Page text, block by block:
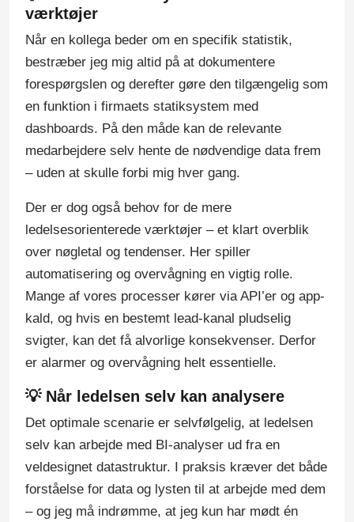
værktøjer
Når en kollega beder om en specifik statistik,
bestræber jeg mig altid på at dokumentere
forespørgslen og derefter gøre den tilgængelig som
en funktion i firmaets statiksystem med
dashboards. På den måde kan de relevante
medarbejdere selv hente de nødvendige data frem
– uden at skulle forbi mig hver gang.
Der er dog også behov for de mere
ledelsesorienterede værktøjer – et klart overblik
over nøgletal og tendenser. Her spiller
automatisering og overvågning en vigtig rolle.
Mange af vores processer kører via API’er og app-
kald, og hvis en bestemt lead-kanal pludselig
svigter, kan det få alvorlige konsekvenser. Derfor
er alarmer og overvågning helt essentielle.
💡 Når ledelsen selv kan analysere
Det optimale scenarie er selvfølgelig, at ledelsen
selv kan arbejde med BI-analyser ud fra en
veldesignet datastruktur. I praksis kræver det både
forståelse for data og lysten til at arbejde med dem
– og jeg må indrømme, at jeg kun har mødt én